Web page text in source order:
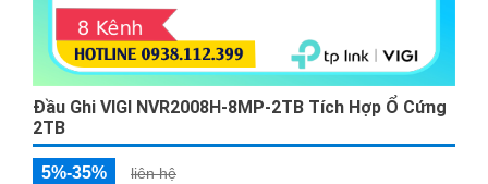
Đầu Ghi VIGI NVR2008H-8MP-2TB Tích Hợp Ổ Cứng
2TB
5%-35% liên hệ